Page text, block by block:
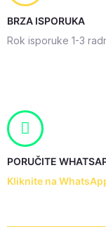
BRZA ISPORUKA
Rok isporuke 1-3
PORUČITE
Kliknite na